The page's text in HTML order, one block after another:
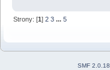
Strony: [1]2 3 ...5
SMF 2.0.18